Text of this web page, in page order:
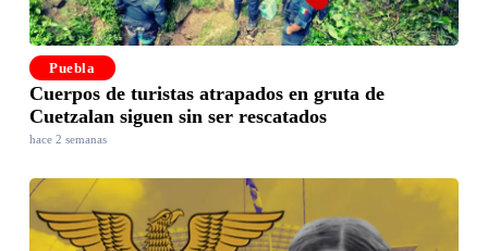
Puebla
Cuerpos de turistas atrapados en gruta de
Cuetzalan siguen sin ser rescatados
hace 2 semanas